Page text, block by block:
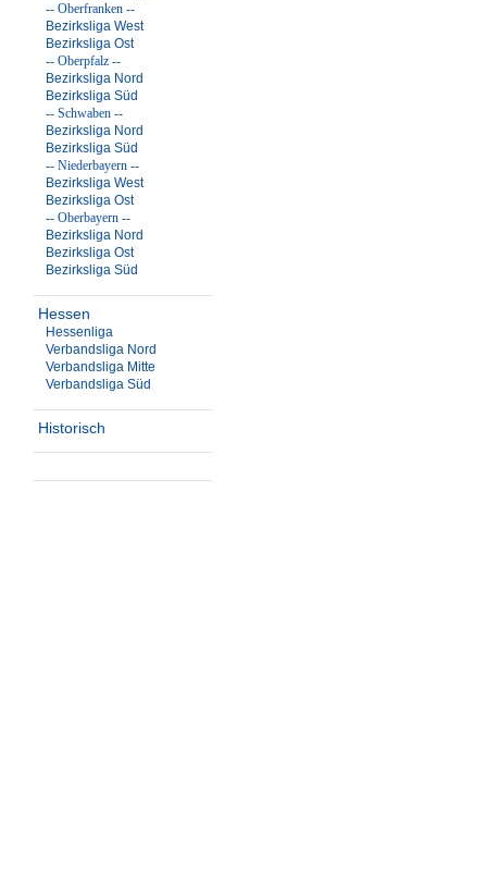
-- Oberfranken --
Bezirksliga West
Bezirksliga Ost
-- Oberpfalz --
Bezirksliga Nord
Bezirksliga Süd
-- Schwaben --
Bezirksliga Nord
Bezirksliga Süd
-- Niederbayern --
Bezirksliga West
Bezirksliga Ost
-- Oberbayern --
Bezirksliga Nord
Bezirksliga Ost
Bezirksliga Süd
Hessen
Hessenliga
Verbandsliga Nord
Verbandsliga Mitte
Verbandsliga Süd
Historisch